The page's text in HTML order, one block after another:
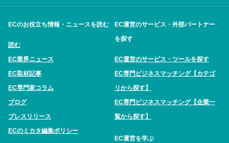
ECのお役立ち情報・ニュースを読む
読む
EC業界ニュース
EC取材記事
EC専門家コラム
ブログ
プレスリリース
ECのミカタ編集ポリシー
EC運営のサービス・外部パートナー
を探す
EC運営のサービス・ツールを探す
EC専門ビジネスマッチング【カテゴ
リから探す】
EC専門ビジネスマッチング【企業一
覧から探す】
EC運営を学ぶ